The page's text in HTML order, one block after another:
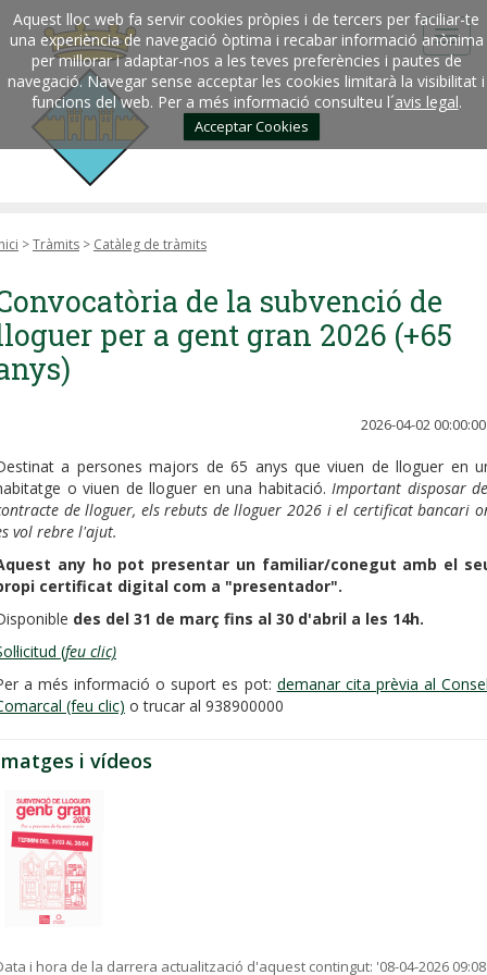
Aquest lloc web fa servir cookies pròpies i de tercers per faciliar-te
una experiència de navegació òptima i recabar informació anònima
per millorar i adaptar-nos a les teves preferències i pautes de
navegació. Navegar sense acceptar les cookies limitarà la visibilitat i
funcions del web. Per a més informació consulteu l´avis legal.
Acceptar Cookies
>Tràmits > Catàleg de tràmits
de la subvenció de
per a gent gran 2026 (+65
2026-04-02 00:00:00
a persones majors de 65 anys que viuen de lloguer en
o viuen de lloguer en una habitació. Important disposar
de lloguer, els rebuts de lloguer 2026 i el certificat bancari
vol rebre l'ajut.
any ho pot presentar un familiar/conegut amb el
certificat digital com a "presentador".
des del 31 de març fins al 30 d'abril a les 14h.
(feu clic)
a més informació o suport es pot: demanar cita prèvia al
(feu clic) o trucar al 938900000
i vídeos
i hora de la darrera actualització d'aquest contingut: '08-04-2026 09:08